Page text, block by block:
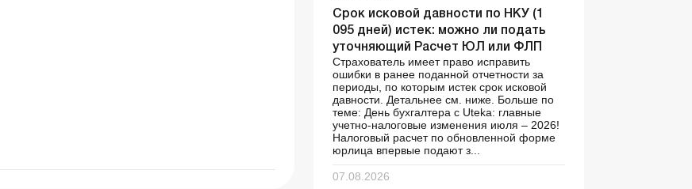
Срок исковой давности по НКУ (1
095 дней) истек: можно ли подать
уточняющий Расчет ЮЛ или ФЛП
Страхователь имеет право исправить
ошибки в ранее поданной отчетности за
периоды, по которым истек срок исковой
давности. Детальнее см. ниже. Больше по
теме: День бухгалтера с Uteka: главные
учетно-налоговые изменения июля – 2026!
Налоговый расчет по обновленной форме
юрлица впервые подают з...
07.08.2026